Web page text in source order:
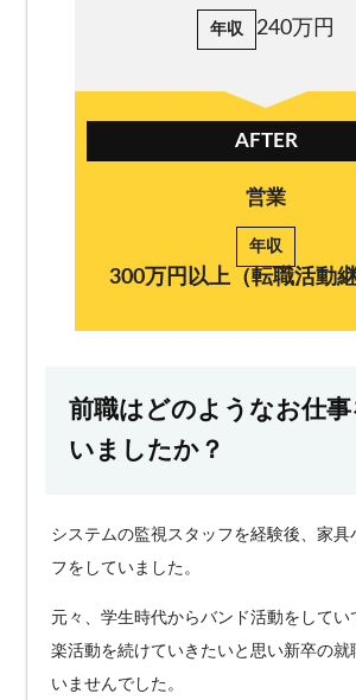
年収 240万円
AFTER
営業
年収
300万円以上（転職活動継
前職はどのようなお仕
いましたか？
システムの監視スタッフを経験後、家具
フをしていました。
元々、学生時代からバンド活動をしてい
楽活動を続けていきたいと思い新卒の就
いませんでした。